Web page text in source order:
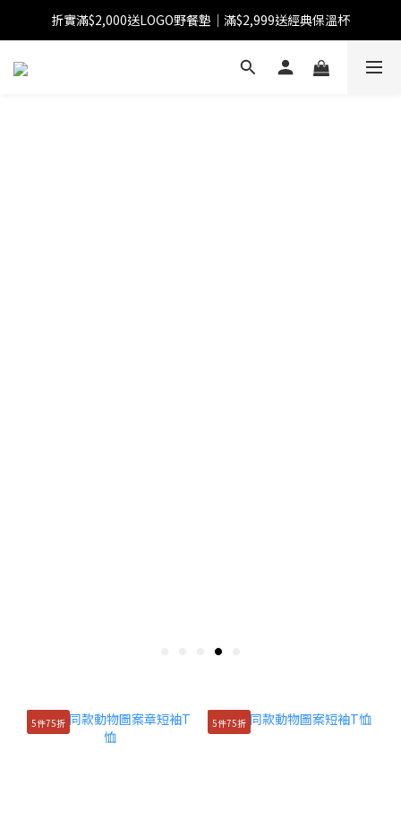
【FINAL SALE】指定商品低至38折
折實滿$2,000送LOGO野餐墊｜滿$2,999送經典保溫杯
【FINAL SALE】全單免運費
5件75折 5件75折